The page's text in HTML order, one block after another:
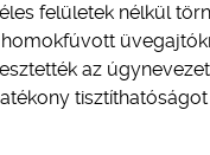
felületek nélkül
az